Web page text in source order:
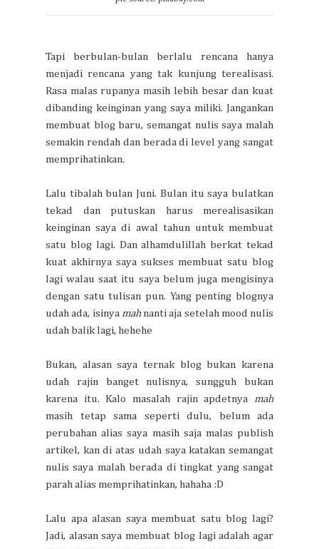
Tapi berbulan-bulan berlalu rencana hanya
menjadi rencana yang tak kunjung terealisasi.
Rasa malas rupanya masih lebih besar dan kuat
dibanding keinginan yang saya miliki. Jangankan
membuat blog baru, semangat nulis saya malah
semakin rendah dan berada di level yang sangat
memprihatinkan.
Lalu tibalah bulan Juni. Bulan itu saya bulatkan
tekad dan putuskan harus merealisasikan
keinginan saya di awal tahun untuk membuat
satu blog lagi. Dan alhamdulillah berkat tekad
kuat akhirnya saya sukses membuat satu blog
lagi walau saat itu saya belum juga mengisinya
dengan satu tulisan pun. Yang penting blognya
udah ada, isinya mah nanti aja setelah mood nulis
udah balik lagi, hehehe
Bukan, alasan saya ternak blog bukan karena
udah rajin banget nulisnya, sungguh bukan
karena itu. Kalo masalah rajin apdetnya mah
masih tetap sama seperti dulu, belum ada
perubahan alias saya masih saja malas publish
artikel, kan di atas udah saya katakan semangat
nulis saya malah berada di tingkat yang sangat
parah alias memprihatinkan, hahaha :D
Lalu apa alasan saya membuat satu blog lagi?
Jadi, alasan saya membuat blog lagi adalah agar